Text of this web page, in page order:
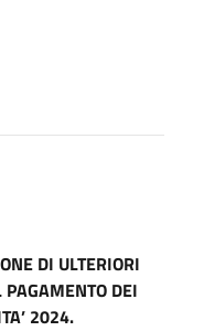
DI ULTERIORI
DEI
2024.